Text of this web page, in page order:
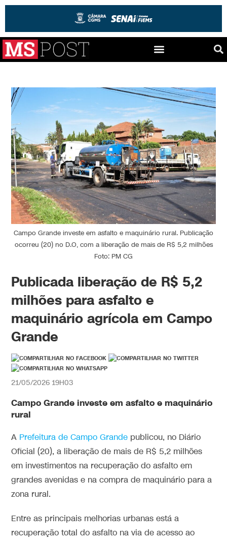
Campo Grande investe em asfalto e maquinário rural. Publicação
ocorreu (20) no D.O, com a liberação de mais de R$ 5,2 milhões
Foto: PM CG
Publicada liberação de R$ 5,2
milhões para asfalto e
maquinário agrícola em Campo
Grande
21/05/2026 19H03
Campo Grande investe em asfalto e maquinário
rural
A Prefeitura de Campo Grande publicou, no Diário
Oficial (20), a liberação de mais de R$ 5,2 milhões
em investimentos na recuperação do asfalto em
grandes avenidas e na compra de maquinário para a
zona rural.
Entre as principais melhorias urbanas está a
recuperação total do asfalto na via de acesso ao